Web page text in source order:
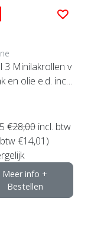
3 Minilakrollen v
en olie e.d. incl
€28,00 incl. btw
€14,01)
Meer info +
Bestellen